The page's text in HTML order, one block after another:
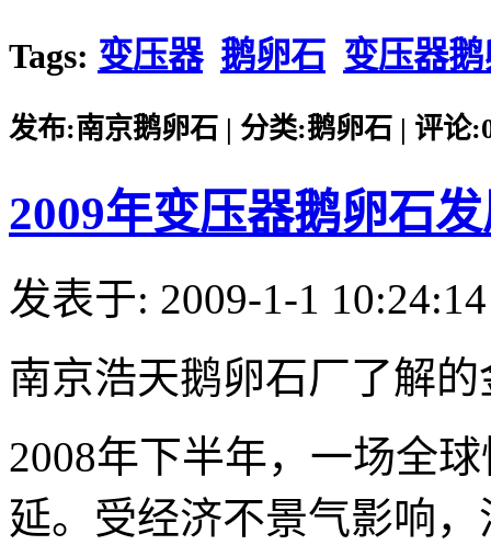
Tags: 变压器 鹅卵石 变压器
发布:南京鹅卵石 | 分类:鹅卵石 | 评论
2009年变压器鹅卵石
发表于: 2009-1-1 10:24:14
南京浩天鹅卵石厂了解
2008年下半年，一场全
延。受经济不景气影响